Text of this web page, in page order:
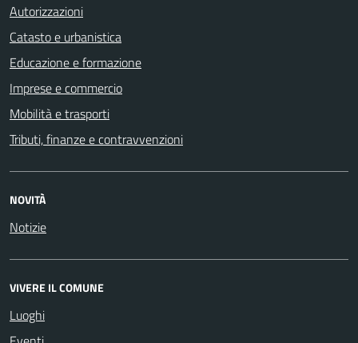
Autorizzazioni
Catasto e urbanistica
Educazione e formazione
Imprese e commercio
Mobilità e trasporti
Tributi, finanze e contravvenzioni
NOVITÀ
Notizie
VIVERE IL COMUNE
Luoghi